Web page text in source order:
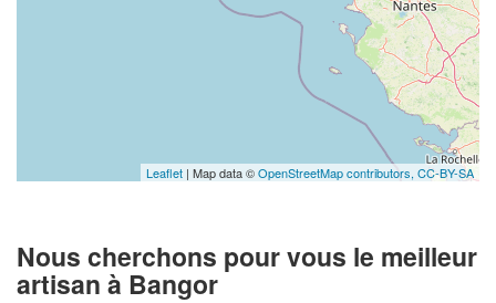
Leaflet | Map data ©OpenStreetMap contributors, CC-BY-SA
Nous cherchons pour vous le meilleur
artisan à Bangor